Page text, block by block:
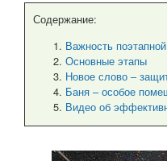
Содержание:
Важность
Основные этапы
Новое слово –
Баня – особое
Видео об